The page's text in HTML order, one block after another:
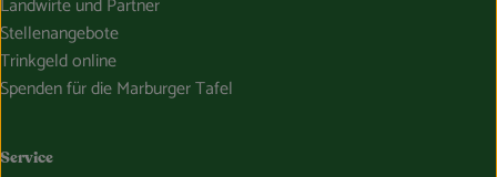
Stellenangebote
Trinkgeld online
Spenden für die Marburger Tafel
Service